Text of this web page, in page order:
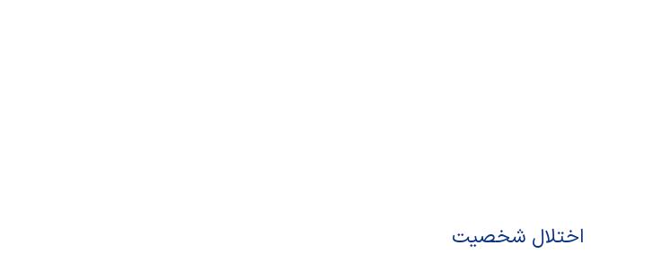
اختلال شخصیت